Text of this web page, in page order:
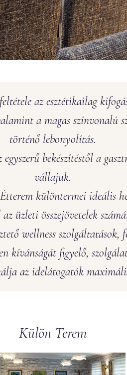
az esztétikailag
a magas színvonalú
történő lebonyolítás.
bekészítéstől a
vállajuk.
különtermei ideális
üzleti összejövetelek
wellness szolgáltatások,
kívánságát figyelő,
az idelátogatók
Külön Terem